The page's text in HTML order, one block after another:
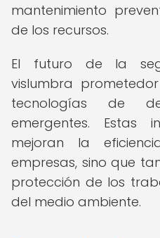
mantenimiento
de los recursos.
El futuro de la
vislumbra
tecnologías de
emergentes. Estas
mejoran la
empresas, sino que
protección de los
del medio ambiente.